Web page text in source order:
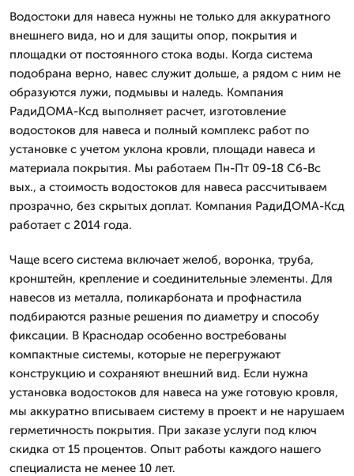
Водостоки для навеса нужны не только для аккуратного
внешнего вида, но и для защиты опор, покрытия и
площадки от постоянного стока воды. Когда система
подобрана верно, навес служит дольше, а рядом с ним не
образуются лужи, подмывы и наледь. Компания
РадиДОМА-Ксд выполняет расчет, изготовление
водостоков для навеса и полный комплекс работ по
установке с учетом уклона кровли, площади навеса и
материала покрытия. Мы работаем Пн-Пт 09-18 Сб-Вс
вых., а стоимость водостоков для навеса рассчитываем
прозрачно, без скрытых доплат. Компания РадиДОМА-Ксд
работает с 2014 года.
Чаще всего система включает желоб, воронка, труба,
кронштейн, крепление и соединительные элементы. Для
навесов из металла, поликарбоната и профнастила
подбираются разные решения по диаметру и способу
фиксации. В Краснодар особенно востребованы
компактные системы, которые не перегружают
конструкцию и сохраняют внешний вид. Если нужна
установка водостоков для навеса на уже готовую кровля,
мы аккуратно вписываем систему в проект и не нарушаем
герметичность покрытия. При заказе услуги под ключ
скидка от 15 процентов. Опыт работы каждого нашего
специалиста не менее 10 лет.